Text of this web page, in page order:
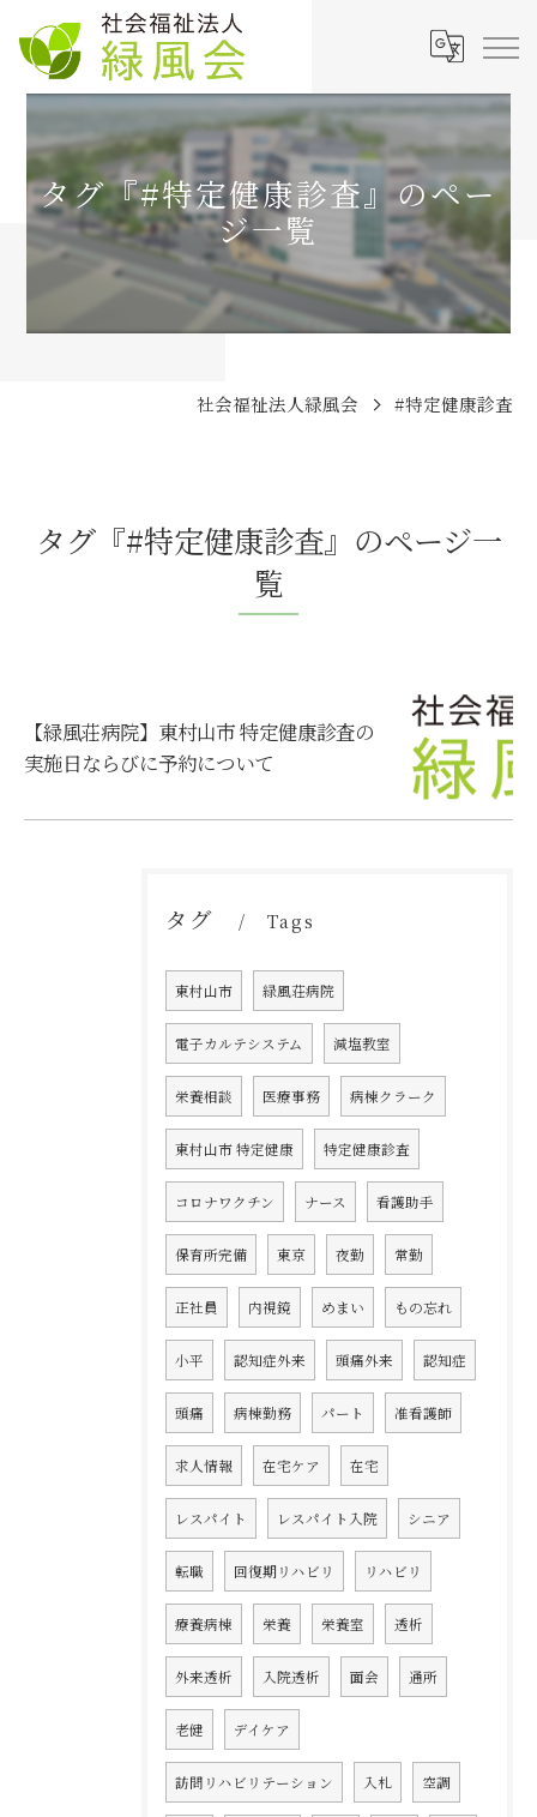
タグ『#特定健康診査』のペー
ジ一覧
社会福祉法人緑風会 #特定健康診査
タグ『#特定健康診査』のページ一
覧
【緑風荘病院】東村山市 特定健康診査の
実施日ならびに予約について
タグ Tags
東村山市 緑風荘病院
電子カルテシステム 減塩教室
栄養相談 医療事務 病棟クラーク
東村山市 特定健康 特定健康診査
コロナワクチン ナース 看護助手
保育所完備 東京 夜勤 常勤
正社員 内視鏡 めまい もの忘れ
小平 認知症外来 頭痛外来 認知症
頭痛 病棟勤務 パート 准看護師
求人情報 在宅ケア 在宅
レスパイト レスパイト入院 シニア
転職 回復期リハビリ リハビリ
療養病棟 栄養 栄養室 透析
外来透析 入院透析 面会 通所
老健 デイケア
訪問リハビリテーション 入札 空調